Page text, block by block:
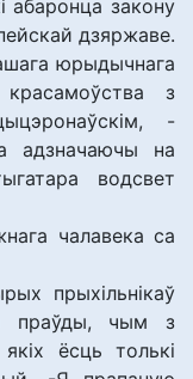
абаронца закону
дзяржаве.
юрыдычнага
з
-
адзначаючы на
водсвет
чалавека са
прыхільнікаў
праўды, чым з
ёсць толькі